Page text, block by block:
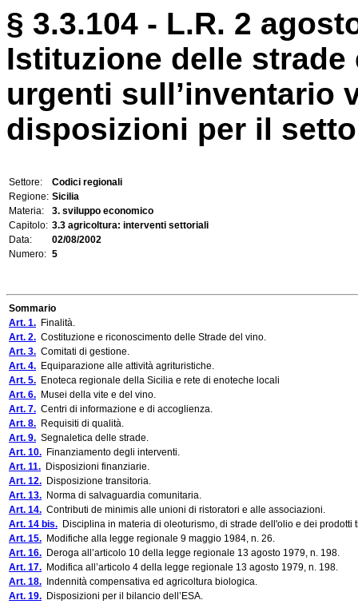
§ 3.3.104 - L.R. 2
Istituzione delle
urgenti sull’inventario
disposizioni per il
Settore:
Codici regionali
Regione: Sicilia
Materia:
3. sviluppo economico
Capitolo: 3.3 agricoltura: interventi settoriali
Data:
02/08/2002
Numero: 5
Sommario
Art. 1. Finalità.
Art. 2. Costituzione e riconoscimento delle Strade del vino.
Art. 3. Comitati di gestione.
Art. 4. Equiparazione alle attività agrituristiche.
Art. 5. Enoteca regionale della Sicilia e rete di enoteche locali
Art. 6. Musei della vite e del vino.
Art. 7. Centri di informazione e di accoglienza.
Art. 8. Requisiti di qualità.
Art. 9. Segnaletica delle strade.
Art. 10. Finanziamento degli interventi.
Art. 11. Disposizioni finanziarie.
Art. 12. Disposizione transitoria.
Art. 13. Norma di salvaguardia comunitaria.
Art. 14. Contributi de minimis alle unioni di ristoratori e alle associazioni.
Art. 14 bis. Disciplina in materia di oleoturismo, di strade dell'olio e dei
Art. 15. Modifiche alla legge regionale 9 maggio 1984, n. 26.
Art. 16. Deroga all’articolo 10 della legge regionale 13 agosto 1979, n. 198.
Art. 17. Modifica all’articolo 4 della legge regionale 13 agosto 1979, n. 198.
Art. 18. Indennità compensativa ed agricoltura biologica.
Art. 19. Disposizioni per il bilancio dell’ESA.